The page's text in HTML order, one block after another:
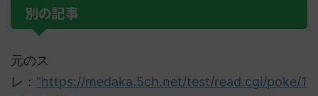
別の記事
元のス
レ： "https://medaka.5ch.net/test/read.cgi/poke/1